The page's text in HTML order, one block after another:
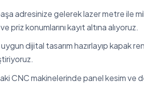
adresinize gelerek lazer metre ile
priz konumlarını kayıt altına alıyoruz.
dijital tasarım hazırlayıp kapak
CNC makinelerinde panel kesim ve